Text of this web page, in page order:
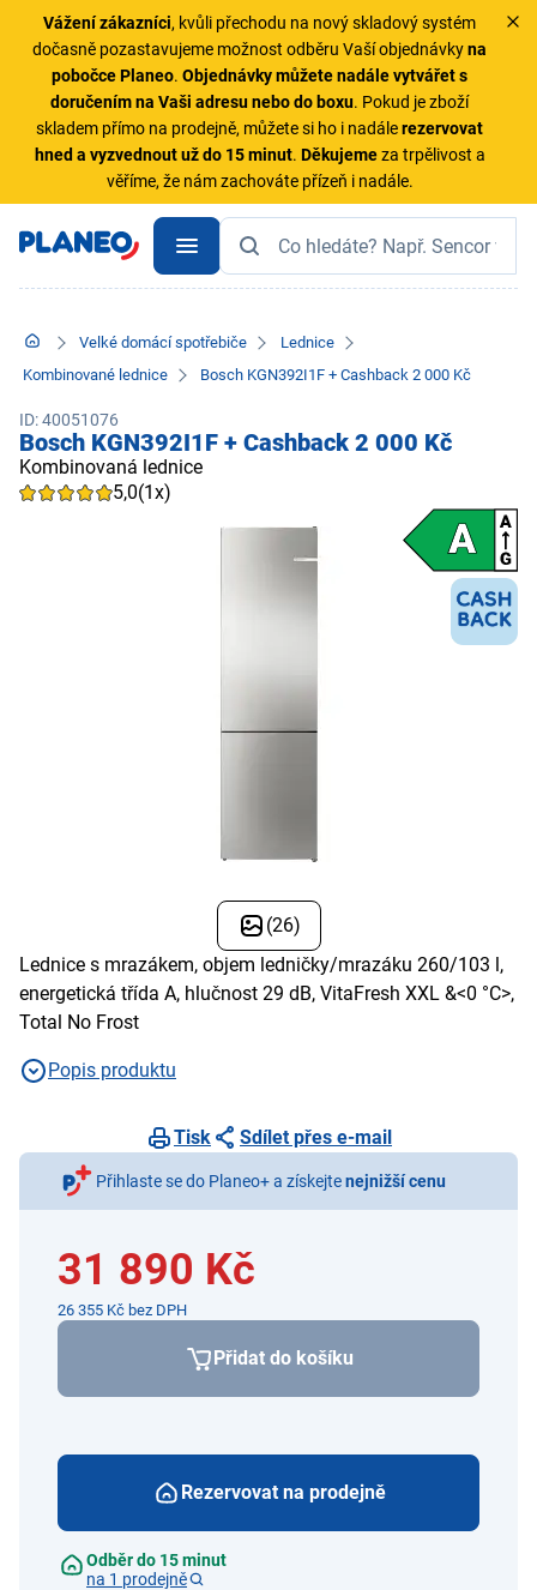
Vážení zákazníci, kvůli přechodu na nový skladový systém
dočasně pozastavujeme možnost odběru Vaší objednávkyna
pobočce Planeo.Objednávky můžete nadále vytvářet s
doručením na Vaši adresu nebo do boxu. Pokud je zboží
skladem přímo na prodejně, můžete si ho i nadálerezervovat
hned a vyzvednout už do 15 minut. Děkujemeza trpělivost a
věříme, že nám zachováte přízeň i nadále.
Velké domácí spotřebiče
Lednice
Kombinované lednice
Bosch KGN392I1F + Cashback 2 000 Kč
ID: 40051076
Bosch KGN392I1F + Cashback 2 000 Kč
Kombinovaná lednice
5,0(1x)
(26)
Lednice s mrazákem, objem ledničky/mrazáku 260/103 l,
energetická třída A, hlučnost 29 dB, VitaFresh XXL &<0 °C>,
Total No Frost
Popis produktu
Tisk Sdílet přes e-mail
Přihlaste se do Planeo+ a získejtenejnižší cenu
31 890 Kč
26 355 Kč bez DPH
Přidat do košíku
Rezervovat na prodejně
Odběr do 15 minut
na 1 prodejně